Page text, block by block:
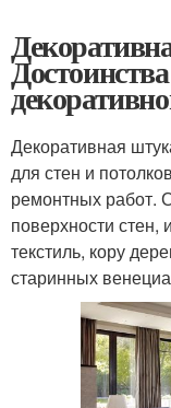
Декоративная
для стен и
ремонтных работ.
поверхности
текстиль, кору
старинных